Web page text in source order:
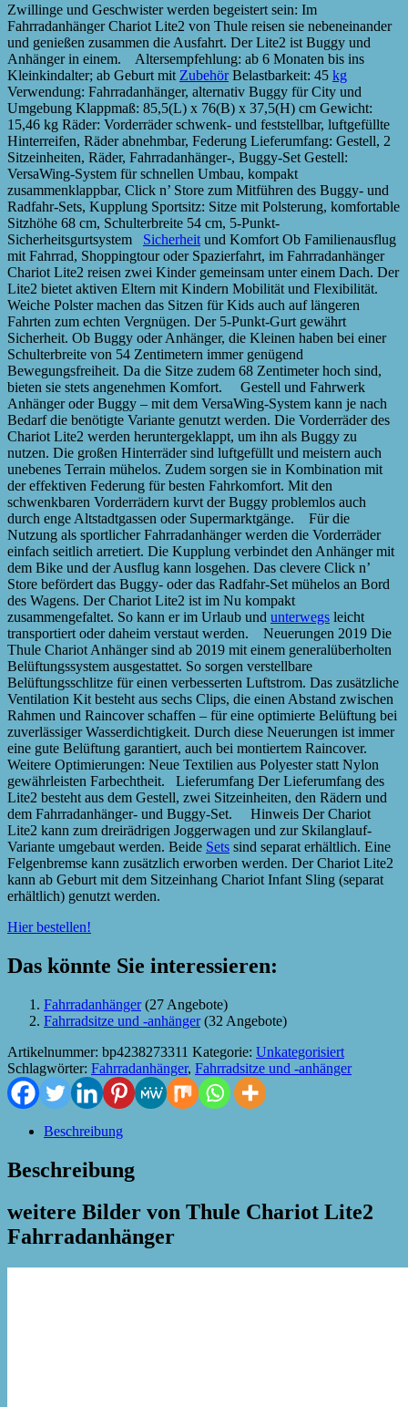
Zwillinge und Geschwister werden begeistert sein: Im
Fahrradanhänger Chariot Lite2 von Thule reisen sie nebeneinander
und genießen zusammen die Ausfahrt. Der Lite2 ist Buggy und
Anhänger in einem. Altersempfehlung: ab 6 Monaten bis ins
Kleinkindalter; ab Geburt mit ZubehörBelastbarkeit: 45 kg
Verwendung: Fahrradanhänger, alternativ Buggy für City und
Umgebung Klappmaß: 85,5(L) x 76(B) x 37,5(H) cm Gewicht:
15,46 kg Räder: Vorderräder schwenk- und feststellbar, luftgefüllte
Hinterreifen, Räder abnehmbar, Federung Lieferumfang: Gestell, 2
Sitzeinheiten, Räder, Fahrradanhänger-, Buggy-Set Gestell:
VersaWing-System für schnellen Umbau, kompakt
zusammenklappbar, Click n’ Store zum Mitführen des Buggy- und
Radfahr-Sets, Kupplung Sportsitz: Sitze mit Polsterung, komfortable
Sitzhöhe 68 cm, Schulterbreite 54 cm, 5-Punkt-
Sicherheitsgurtsystem Sicherheit und Komfort Ob Familienausflug
mit Fahrrad, Shoppingtour oder Spazierfahrt, im Fahrradanhänger
Chariot Lite2 reisen zwei Kinder gemeinsam unter einem Dach. Der
Lite2 bietet aktiven Eltern mit Kindern Mobilität und Flexibilität.
Weiche Polster machen das Sitzen für Kids auch auf längeren
Fahrten zum echten Vergnügen. Der 5-Punkt-Gurt gewährt
Sicherheit. Ob Buggy oder Anhänger, die Kleinen haben bei einer
Schulterbreite von 54 Zentimetern immer genügend
Bewegungsfreiheit. Da die Sitze zudem 68 Zentimeter hoch sind,
bieten sie stets angenehmen Komfort. Gestell und Fahrwerk
Anhänger oder Buggy – mit dem VersaWing-System kann je nach
Bedarf die benötigte Variante genutzt werden. Die Vorderräder des
Chariot Lite2 werden heruntergeklappt, um ihn als Buggy zu
nutzen. Die großen Hinterräder sind luftgefüllt und meistern auch
unebenes Terrain mühelos. Zudem sorgen sie in Kombination mit
der effektiven Federung für besten Fahrkomfort. Mit den
schwenkbaren Vorderrädern kurvt der Buggy problemlos auch
durch enge Altstadtgassen oder Supermarktgänge. Für die
Nutzung als sportlicher Fahrradanhänger werden die Vorderräder
einfach seitlich arretiert. Die Kupplung verbindet den Anhänger mit
dem Bike und der Ausflug kann losgehen. Das clevere Click n’
Store befördert das Buggy- oder das Radfahr-Set mühelos an Bord
des Wagens. Der Chariot Lite2 ist im Nu kompakt
zusammengefaltet. So kann er im Urlaub und unterwegs leicht
transportiert oder daheim verstaut werden. Neuerungen 2019 Die
Thule Chariot Anhänger sind ab 2019 mit einem generalüberholten
Belüftungssystem ausgestattet. So sorgen verstellbare
Belüftungsschlitze für einen verbesserten Luftstrom. Das zusätzliche
Ventilation Kit besteht aus sechs Clips, die einen Abstand zwischen
Rahmen und Raincover schaffen – für eine optimierte Belüftung bei
zuverlässiger Wasserdichtigkeit. Durch diese Neuerungen ist immer
eine gute Belüftung garantiert, auch bei montiertem Raincover.
Weitere Optimierungen: Neue Textilien aus Polyester statt Nylon
gewährleisten Farbechtheit. Lieferumfang Der Lieferumfang des
Lite2 besteht aus dem Gestell, zwei Sitzeinheiten, den Rädern und
dem Fahrradanhänger- und Buggy-Set. Hinweis Der Chariot
Lite2 kann zum dreirädrigen Joggerwagen und zur Skilanglauf-
Variante umgebaut werden. Beide Sets sind separat erhältlich. Eine
Felgenbremse kann zusätzlich erworben werden. Der Chariot Lite2
kann ab Geburt mit dem Sitzeinhang Chariot Infant Sling (separat
erhältlich) genutzt werden.
Hier bestellen!
Das könnte Sie interessieren:
Fahrradanhänger(27 Angebote)
Fahrradsitze und -anhänger(32 Angebote)
Artikelnummer: bp4238273311 Kategorie: Unkategorisiert
Schlagwörter: Fahrradanhänger, Fahrradsitze und -anhänger
Beschreibung
Beschreibung
weitere Bilder von Thule Chariot Lite2
Fahrradanhänger